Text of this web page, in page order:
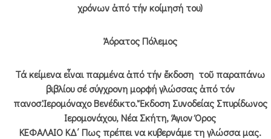
χρόνων ἀπό τήν κοίμησή του)
Ἀόρατος Πόλεμος
Τά κείμενα εἶναι παρμένα ἀπό τήν ἔκδοση τοῦ παραπάνω
βιβλίου σέ σύγχρονη μορφή γλώσσας ἀπό τόν
πανοσ.Ἱερομόναχο Βενέδικτο. Ἔκδοση Συνοδείας Σπυρίδωνος
Ιερομονάχου, Νέα Σκήτη, Άγιον Όρος
ΚΕΦΑΛΑΙΟ ΚΔ΄ Πως πρέπει να κυβερνάμε τη γλώσσα μας.